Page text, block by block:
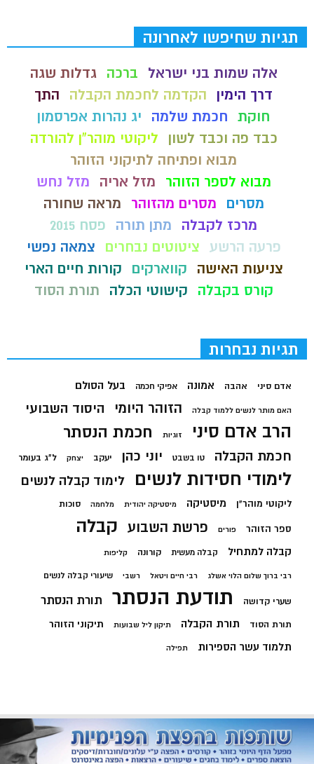
תגיות שחיפשו לאחרונה
אלה שמות בני ישראל ברכה
גדלות שגה
דרך הימין
הקדמה לחכמת הקבלה
התך
חוקת חכמת שלמה
יג נהרות אפרסמון
כבד פה וכבד לשון
ליקוטי מוהר"ן להורדה
מבוא ופתיחה לתיקוני הזוהר
מבוא לספר הזוהר
מזל אריה
מזל נחש
מסרים
מסרים מהזוהר
מראה שחורה
מרכז לקבלה
מתן תורה
פסח 2015
פרעה הרשע ציטוטים נבחרים
צמאה נפשי
צניעות האישה
קווארקים
קורות חיים הארי
קורס בקבלה
קישוטי הכלה תורת הסוד
תגיות נבחרות
אדם סיני אהבה אמונה אפיקי חכמה בעל הסולם
האם מותר לנשים ללמוד קבלה הזוהר היומי היסוד השבועי
הרב אדם סיני זוגיות חכמת הנסתר
חכמת הקבלה טו בשבט יוני כהן יעקב יצחק ל"ג בעומר
לימודי חסידות לנשים לימוד קבלה לנשים
ליקוטי מוהר"ן מיסטיקה מיסטיקה יהודית מלחמה סוכות
ספר הזוהר פורים פרשת השבוע קבלה
קבלה למתחיל קבלה מעשית קורונה קליפות
רבי ברוך שלום הלוי אשלג רבי חיים ויטאל רשבי שיעורי קבלה לנשים
שערי קדושה תודעת הנסתר תורת הנסתר
תורת הסוד תורת הקבלה תיקון ליל שבועות תיקוני הזוהר
תלמוד עשר הספירות תפילה